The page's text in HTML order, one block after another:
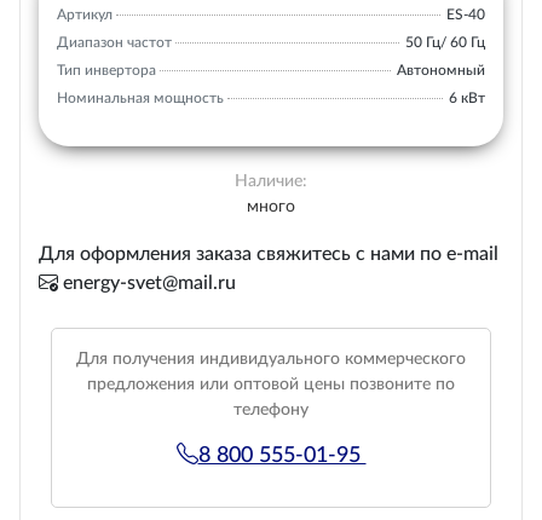
Артикул
ES-40
Диапазон частот
50 Гц/ 60 Гц
Тип инвертора
Автономный
Номинальная мощность
6 кВт
Наличие:
много
Для оформления заказа свяжитесь с нами по e-mail
energy-svet@mail.ru
Для получения индивидуального коммерческого
предложения или оптовой цены позвоните по
телефону
8 800 555-01-95